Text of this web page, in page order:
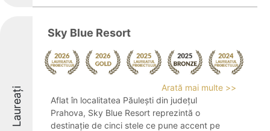
Laureați
Sky Blue Resort
Arată mai multe >>
Aflat în localitatea Păulești din județul
Prahova, Sky Blue Resort reprezintă o
destinație de cinci stele ce pune accent pe